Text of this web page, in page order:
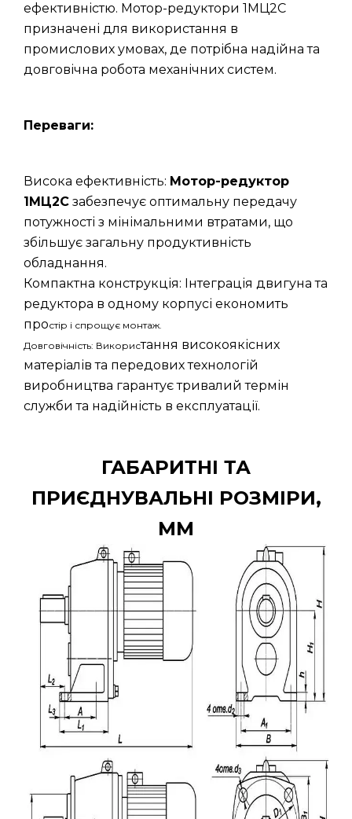
ефективністю. Мотор-редуктори 1МЦ2С
призначені для використання в
промислових умовах, де потрібна надійна та
довговічна робота механічних систем.
Переваги:
Висока ефективність: Мотор-редуктор
1МЦ2С забезпечує оптимальну передачу
потужності з мінімальними втратами, що
збільшує загальну продуктивність
обладнання.
Компактна конструкція: Інтеграція двигуна та
редуктора в одному корпусі економить
простір і спрощує монтаж.
Довговічність: Використання високоякісних
матеріалів та передових технологій
виробництва гарантує тривалий термін
служби та надійність в експлуатації.
ГАБАРИТНІ ТА
ПРИЄДНУВАЛЬНІ РОЗМІРИ,
ММ